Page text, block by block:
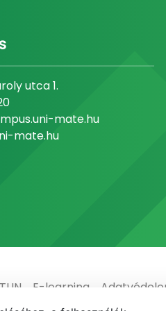
utca 1.
mate.hu
mate.hu
E-learning